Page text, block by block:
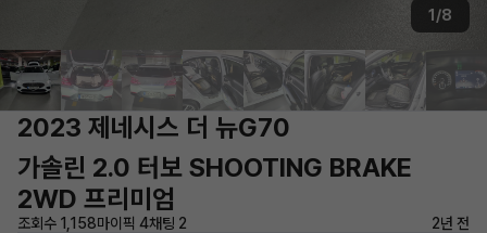
1/8
2023 제네시스 더 뉴G70
가솔린 2.0 터보 SHOOTING BRAKE
2WD 프리미엄
조회수 1,158마이픽 4채팅 2
2년 전